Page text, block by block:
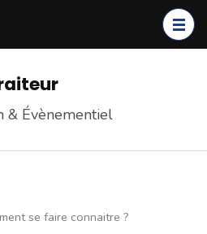
& Évènementiel
se faire connaitre ?